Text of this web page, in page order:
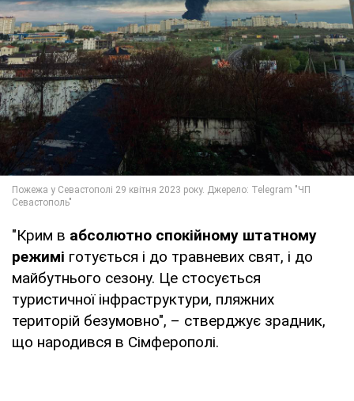
"Крим в абсолютно спокійному штатному
режимі готується і до травневих свят, і до
майбутнього сезону. Це стосується
туристичної інфраструктури, пляжних
територій безумовно", – стверджує зрадник,
що народився в Сімферополі.